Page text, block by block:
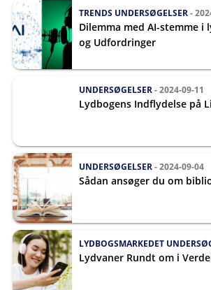
TRENDS UNDERSØGELSER-
Dilemma med AI-stemme i
og Udfordringer
UNDERSØGELSER- 2024-09-11
Lydbogens Indflydelse på
UNDERSØGELSER- 2024-09-04
Sådan ansøger du om
LYDBOGSMARKEDET
Lydvaner Rundt om i